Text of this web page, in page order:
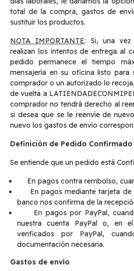
total de la compra, gastos de
sustituir los productos.
NOTA IMPORTANTE: Si, una
realizan los intentos de entrega al
pedido permanece el tiempo
mensajería en su oficina listo para
comprador o un autorizado lo
de vuelta a
comprador no tendrá derecho al
si desea que se le reenvíe de
nuevo los gastos de envío
Definición de Pedido Confirmado
Se entiende que un pedido está
En pagos contra rembolso,
En pagos mediante tarjeta de
banco nos confirma de la
En pagos por PayPal,
nuestra cuenta PayPal o, en
verificados por PayPal,
documentación necesaria.
Gastos de envío